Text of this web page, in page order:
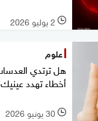
l 2 يوليو 2026
علوم
أخطاء تهدد عينيك
l 30 يونيو 2026